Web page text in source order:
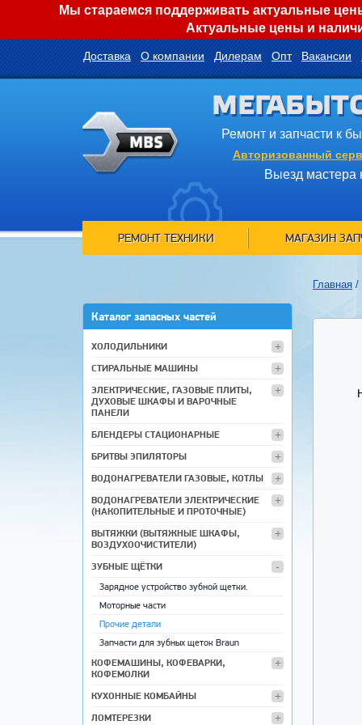
Мы стараемся поддерживать актуальные
Актуальные цены и
Доставка О компании Дилерам Опт Вакансии
Ремонт и запчасти к
Авторизованный
Выезд мастера
РЕМОНТ ТЕХНИКИ МАГАЗИН
Каталог запасных частей
ХОЛОДИЛЬНИКИ
СТИРАЛЬНЫЕ МАШИНЫ
ЭЛЕКТРИЧЕСКИЕ, ГАЗОВЫЕ ПЛИТЫ,
ДУХОВЫЕ ШКАФЫ И ВАРОЧНЫЕ
ПАНЕЛИ
БЛЕНДЕРЫ СТАЦИОНАРНЫЕ
БРИТВЫ ЭПИЛЯТОРЫ
ВОДОНАГРЕВАТЕЛИ ГАЗОВЫЕ, КОТЛЫ
ВОДОНАГРЕВАТЕЛИ ЭЛЕКТРИЧЕСКИЕ
(НАКОПИТЕЛЬНЫЕ И ПРОТОЧНЫЕ)
ВЫТЯЖКИ (ВЫТЯЖНЫЕ ШКАФЫ,
ВОЗДУХООЧИСТИТЕЛИ)
ЗУБНЫЕ ЩЁТКИ
Зарядное устройство зубной щетки.
Моторные части
Прочие детали
Запчасти для зубных щеток Braun
КОФЕМАШИНЫ, КОФЕВАРКИ,
КОФЕМОЛКИ
КУХОННЫЕ КОМБАЙНЫ
ЛОМТЕРЕЗКИ
Главная /